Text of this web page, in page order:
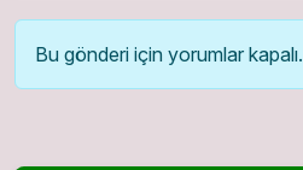
Bu gönderi için yorumlar kapalı.